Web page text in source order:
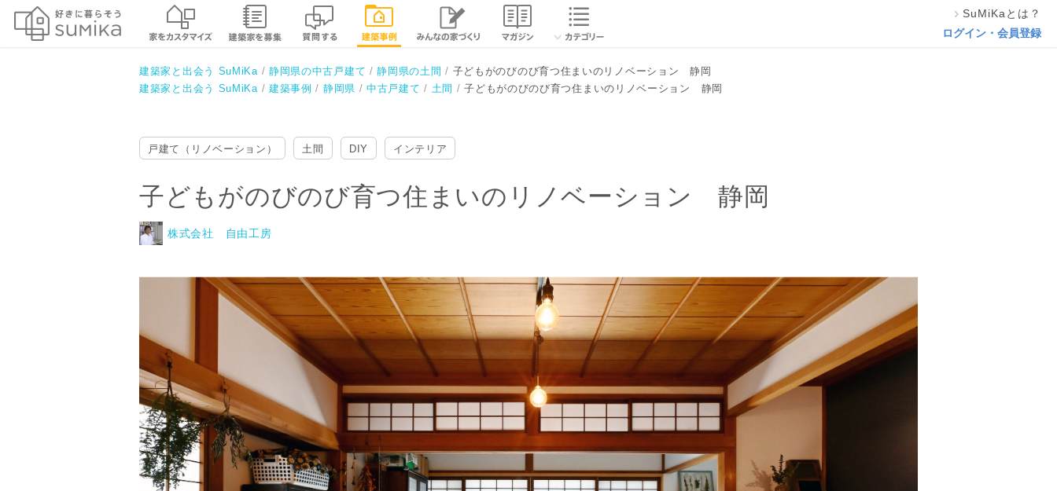
閉じる
SuMiKaとは？
ログイン・会員登録
建築家と出会う SuMiKa 静岡県の中古戸建て 静岡県の土間
子どもがのびのび育つ住まいのリノベーション 静岡
建築家と出会う SuMiKa
建築事例 静岡県 中古戸建て 土間 子どもがのびのび育つ住まいのリノベーション 静岡
子どもがのびのび育つ住まいのリノベーション 静岡
株式会社 自由工房
戸建て（リノベーション） 土間 DIY インテリア
子どもがのびのび育つ住まいのリノベーション 静岡
株式会社 自由工房